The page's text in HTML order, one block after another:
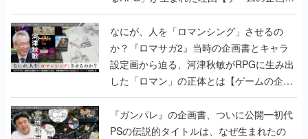
書】
なにが、人を「ロマンシング」させるの
か？『ロマサガ2』当時の企画書とキャラ
設定画から迫る、河津秋敏がRPGに生み出
した「ロマン」の正体とは【ゲームの企画
書】
『ガンパレ』の企画書、ついに公開━初代
PSの伝説的タイトルは、なぜ生まれたの